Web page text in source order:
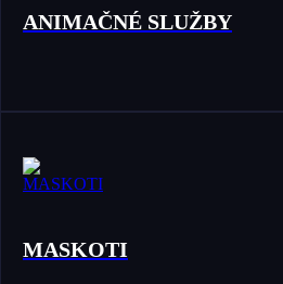
ANIMAČNÉ SLUŽBY
MASKOTI